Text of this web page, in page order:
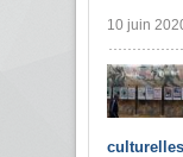
10 juin
culturelles